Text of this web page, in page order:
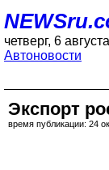
четверг, 6
Автоновости
Экспорт
время публикации: 24